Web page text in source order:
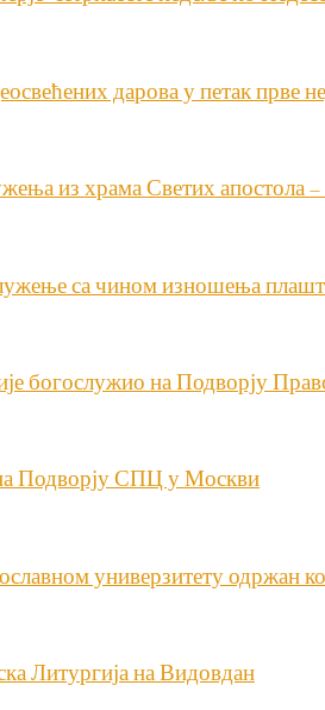
дарова у петак прве
из храма Светих
са чином изношења
богослужио на Подворју
Подворју СПЦ у Москви
универзитету одржан
Литургија на Видовдан